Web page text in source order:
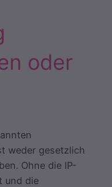
oder
weder gesetzlich
Ohne die IP-
und die